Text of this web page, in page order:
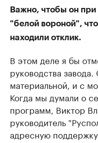
Важно, чтобы он при
"белой вороной",
находили отклик.
В этом деле я бы
руководства
материальной, и с
Когда мы думали о
программ, Виктор
руководитель
адресную